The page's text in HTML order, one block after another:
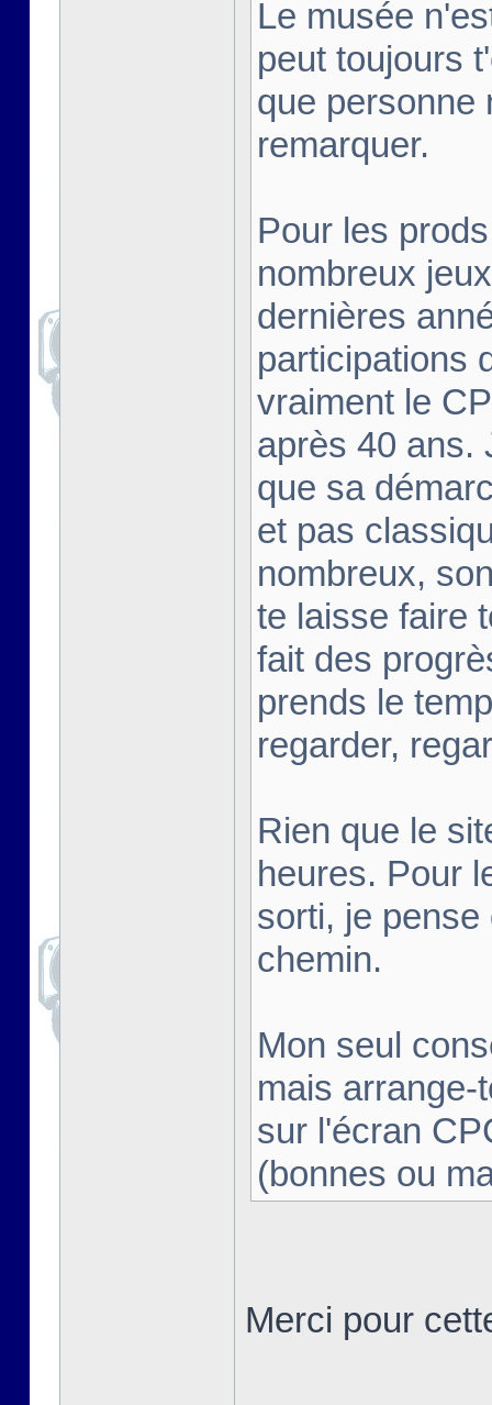
Le musée
peut toujours
que personne
remarquer.
Pour les
nombreux
dernières
participations
vraiment le
après 40 ans.
que sa
et pas
nombreux,
te laisse faire
fait des
prends le
regarder,
Rien que le
heures. Pour
sorti, je
chemin.
Mon seul
mais arrange-
sur l'écran
(bonnes ou
Merci pour